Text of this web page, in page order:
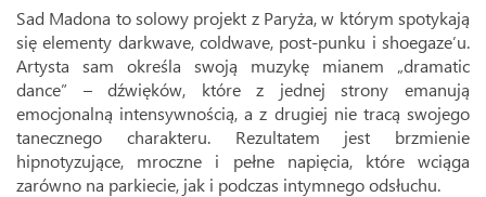
Sad Madona to solowy projekt z Paryża, w którym spotykają
się elementy darkwave, coldwave, post-punku i shoegaze’u.
Artysta sam określa swoją muzykę mianem „dramatic
dance” – dźwięków, które z jednej strony emanują
emocjonalną intensywnością, a z drugiej nie tracą swojego
tanecznego charakteru. Rezultatem jest brzmienie
hipnotyzujące, mroczne i pełne napięcia, które wciąga
zarówno na parkiecie, jak i podczas intymnego odsłuchu.